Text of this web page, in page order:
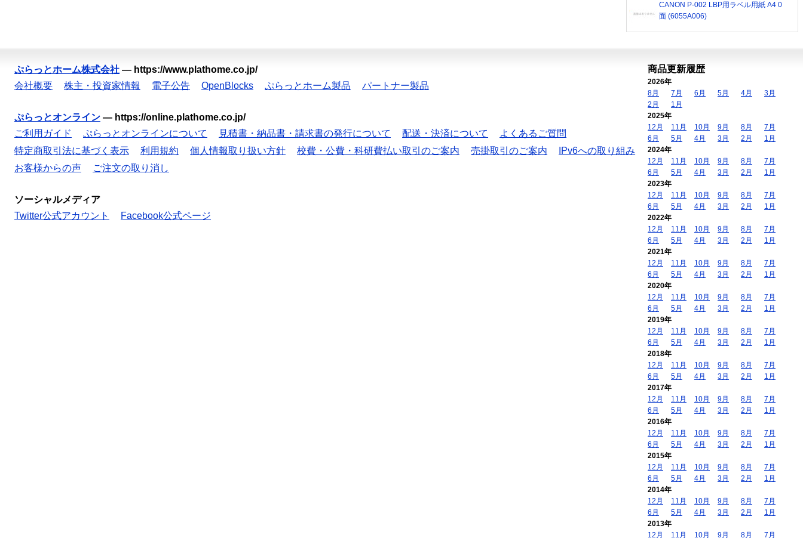
CANON P-002 LBP用ラベル用紙 A4 0
面 (6055A006)
ぷらっとホーム株式会社 — https://www.plathome.co.jp/
会社概要
株主・投資家情報 電子公告 OpenBlocks ぷらっとホーム製品 パートナー製品
ぷらっとオンライン — https://online.plathome.co.jp/
ご利用ガイド
ぷらっとオンラインについて 見積書・納品書・請求書の発行について 配送・決済について
よくあるご質問
特定商取引法に基づく表示
利用規約 個人情報取り扱い方針 校費・公費・科研費払い取引のご案内 売掛取引のご案内
IPv6への取り組み
お客様からの声
ご注文の取り消し
ソーシャルメディア
Twitter公式アカウント
Facebook公式ページ
商品更新履歴
2026年
8月
7月 6月 5月 4月
3月
2月
1月
2025年
12月
11月 10月 9月 8月
7月
6月
5月 4月 3月 2月
1月
2024年
12月
11月 10月 9月 8月
7月
6月
5月 4月 3月 2月
1月
2023年
12月
11月 10月 9月 8月
7月
6月
5月 4月 3月 2月
1月
2022年
12月
11月 10月 9月 8月
7月
6月
5月 4月 3月 2月
1月
2021年
12月
11月 10月 9月 8月
7月
6月
5月 4月 3月 2月
1月
2020年
12月
11月 10月 9月 8月
7月
6月
5月 4月 3月 2月
1月
2019年
12月
11月 10月 9月 8月
7月
6月
5月 4月 3月 2月
1月
2018年
12月
11月 10月 9月 8月
7月
6月
5月 4月 3月 2月
1月
2017年
12月
11月 10月 9月 8月
7月
6月
5月 4月 3月 2月
1月
2016年
12月
11月 10月 9月 8月
7月
6月
5月 4月 3月 2月
1月
2015年
12月
11月 10月 9月 8月
7月
6月
5月 4月 3月 2月
1月
2014年
12月
11月 10月 9月 8月
7月
6月
5月 4月 3月 2月
1月
2013年
12月
11月 10月 9月 8月 7月